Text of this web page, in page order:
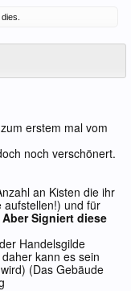
erstem mal vom
noch verschönert.
an Kisten die ihr
aufstellen!) und für
Aber Signiert diese
Handelsgilde
kann es sein
(Das Gebäude